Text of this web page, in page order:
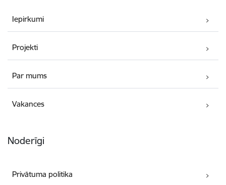
Iepirkumi
Projekti
Par mums
Vakances
Noderīgi
Privātuma politika